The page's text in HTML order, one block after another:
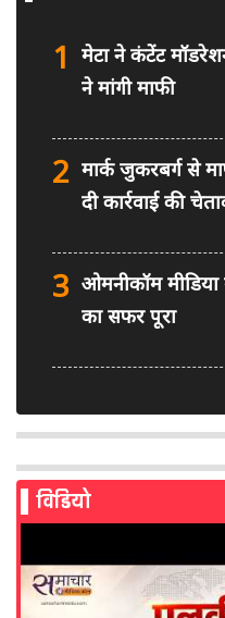
1
मेटा ने कंटेंट
ने मांगी माफी
2 मार्क जुकरबर्ग से
दी कार्रवाई की
3 ओमनीकॉम मीडिया
का सफर पूरा
मिलेगी मेटा की
5 AI से बने फर्जी
विडियो